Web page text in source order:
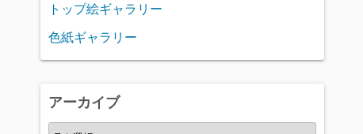
トップ絵ギャラリー
色紙ギャラリー
アーカイブ
ア